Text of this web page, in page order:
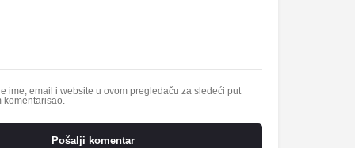
ime, email i website u ovom pregledaču za sledeći put
komentarisao.
Pošalji komentar